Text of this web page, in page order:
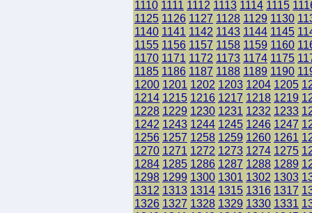
1110 1111 1112 1113 1114 1115
1125 1126 1127 1128 1129 1130
1140 1141 1142 1143 1144 1145
1155 1156 1157 1158 1159 1160
1170 1171 1172 1173 1174 1175
1185 1186 1187 1188 1189 1190
1200 1201 1202 1203 1204 1205
1214 1215 1216 1217 1218 1219
1228 1229 1230 1231 1232 1233
1242 1243 1244 1245 1246 1247
1256 1257 1258 1259 1260 1261
1270 1271 1272 1273 1274 1275
1284 1285 1286 1287 1288 1289
1298 1299 1300 1301 1302 1303
1312 1313 1314 1315 1316 1317
1326 1327 1328 1329 1330 1331